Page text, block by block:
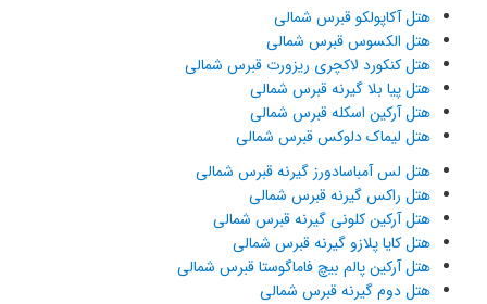
هتل آکاپولکو قبرس شمالی
هتل الکسوس قبرس شمالی
هتل کنکورد لاکچری ریزورت قبرس شمالی
هتل پیا بلا گیرنه قبرس شمالی
هتل آرکین اسکله قبرس شمالی
هتل لیماک دلوکس قبرس شمالی
هتل لس آمباسادورز گیرنه قبرس شمالی
هتل راکس گیرنه قبرس شمالی
هتل آرکین کلونی گیرنه قبرس شمالی
هتل کایا پلازو گیرنه قبرس شمالی
هتل آرکین پالم بیچ فاماگوستا قبرس شمالی
هتل دوم گیرنه قبرس شمالی